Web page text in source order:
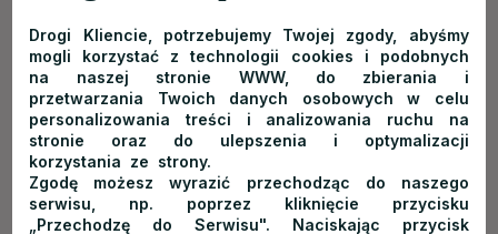
www.lawiny.com
Active Shop 24
www.activeshop24.com.pl
Michał Sośnicki
www.michalsosnicki.pl
Nocleg w bieszczadach
Drogi Kliencie, potrzebujemy Twojej zgody, abyśmy
mogli korzystać z technologii cookies i podobnych
na naszej stronie WWW, do zbierania i
przetwarzania Twoich danych osobowych w celu
personalizowania treści i analizowania ruchu na
stronie oraz do ulepszenia i optymalizacji
korzystania ze strony.
Zgodę możesz wyrazić przechodząc do naszego
serwisu, np. poprzez kliknięcie przycisku
„Przechodzę do Serwisu". Naciskając przycisk